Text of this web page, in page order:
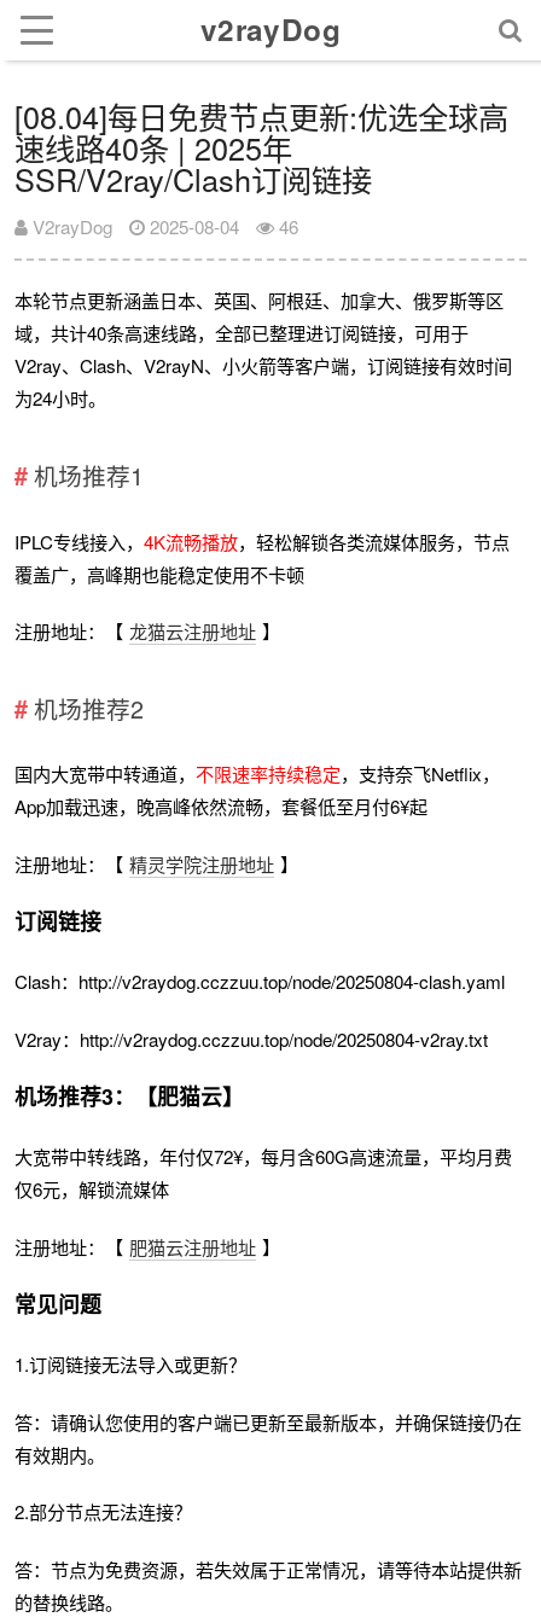
v2rayDog
[08.04]每日免费节点更新:优选全球高
速线路40条 | 2025年
SSR/V2ray/Clash订阅链接
V2rayDog 2025-08-04 46
本轮节点更新涵盖日本、英国、阿根廷、加拿大、俄罗斯等区
域，共计40条高速线路，全部已整理进订阅链接，可用于
V2ray、Clash、V2rayN、小火箭等客户端，订阅链接有效时间
为24小时。
机场推荐1
IPLC专线接入，4K流畅播放，轻松解锁各类流媒体服务，节点
覆盖广，高峰期也能稳定使用不卡顿
注册地址：【 龙猫云注册地址 】
机场推荐2
国内大宽带中转通道，不限速率持续稳定，支持奈飞Netflix，
App加载迅速，晚高峰依然流畅，套餐低至月付6¥起
注册地址：【 精灵学院注册地址 】
订阅链接
Clash：http://v2raydog.cczzuu.top/node/20250804-clash.yaml
V2ray：http://v2raydog.cczzuu.top/node/20250804-v2ray.txt
机场推荐3：【肥猫云】
大宽带中转线路，年付仅72¥，每月含60G高速流量，平均月费
仅6元，解锁流媒体
注册地址：【 肥猫云注册地址 】
常见问题
1.订阅链接无法导入或更新？
答：请确认您使用的客户端已更新至最新版本，并确保链接仍在
有效期内。
2.部分节点无法连接？
答：节点为免费资源，若失效属于正常情况，请等待本站提供新
的替换线路。